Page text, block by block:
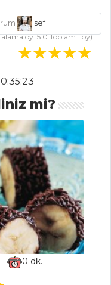
sef
oy:5.0Toplam1oy)
mi?
0 dk.